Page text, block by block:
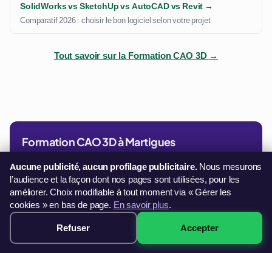
SolidWorks vs SketchUp vs AutoCAD vs Revit →
Comparatif 2026 : choisir le bon logiciel selon votre projet
Tout savoir sur la Formation CAO 3D →
Formation CAO 3D à Martigues
349€
Paiement en 3× sans frais
Voir les sessions disponibles →
32 sessions disponibles à Martigues
Paiement 3× sans frais · démarrage immédiat →
349€ · Voir les sessions →
Aucune publicité, aucun profilage publicitaire.Nous mesurons
l’audience et la façon dont nos pages sont utilisées, pour les
améliorer. Choix modifiable à tout moment via « Gérer les
cookies » en bas de page. En savoir plus.
Refuser Accepter